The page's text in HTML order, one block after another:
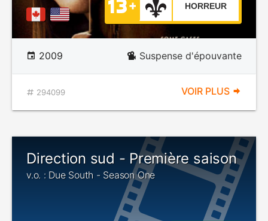
HORREUR
2009 Suspense d'épouvante
294099 VOIR PLUS
Direction sud - Première saison
v.o. : Due South - Season One